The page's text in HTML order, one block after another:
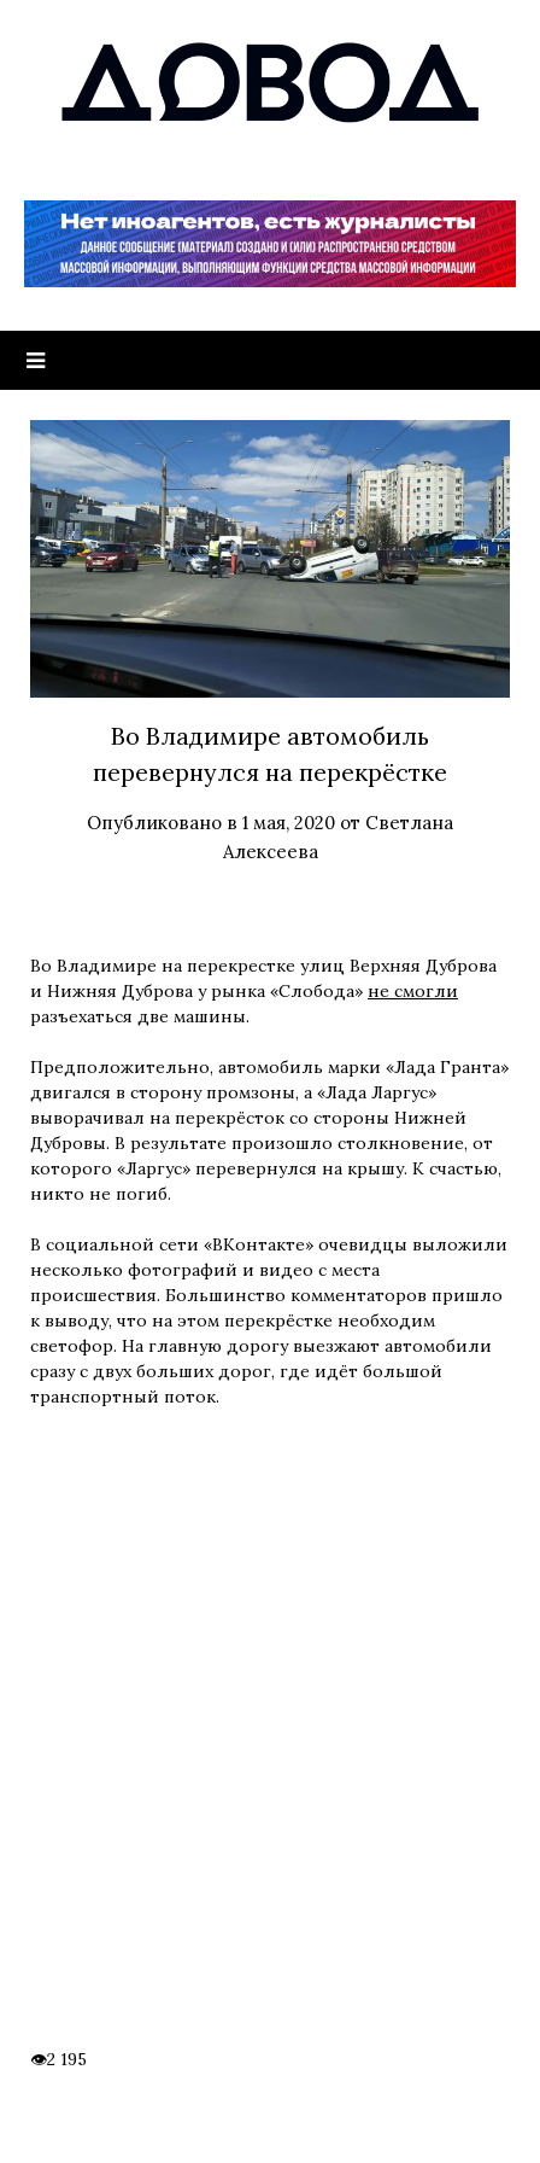
Во Владимире автомобиль
перевернулся на перекрёстке
Опубликовано в 1 мая, 2020 от Светлана
Алексеева
Во Владимире на перекрестке улиц Верхняя Дуброва
и Нижняя Дуброва у рынка «Слобода» не смогли
разъехаться две машины.
Предположительно, автомобиль марки «Лада Гранта»
двигался в сторону промзоны, а «Лада Ларгус»
выворачивал на перекрёсток со стороны Нижней
Дубровы. В результате произошло столкновение, от
которого «Ларгус» перевернулся на крышу. К счастью,
никто не погиб.
В социальной сети «ВКонтакте» очевидцы выложили
несколько фотографий и видео с места
происшествия. Большинство комментаторов пришло
к выводу, что на этом перекрёстке необходим
светофор. На главную дорогу выезжают автомобили
сразу с двух больших дорог, где идёт большой
транспортный поток.
2 195